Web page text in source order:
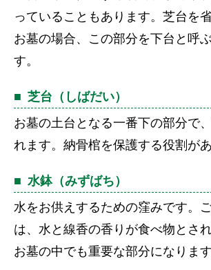
っていることもあります。芝台を
お墓の場合、この部分を下台と呼
す。
芝台（しばだい）
お墓の土台となる一番下の部分で
れます。納骨棺を保護する役割があ
水鉢（みずばち）
水をお供えするための窪みです。
は、水と線香の香りが食べ物とさ
お墓の中でも重要な部分になります